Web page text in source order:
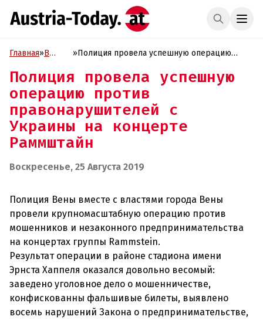
Главная»В
»Полиция провела успешную операцию
концерте Раммштайн
Полиция провела успешную
операцию против
правонарушителей с
Украины на концерте
Раммштайн
Воскресенье, 25 Августа 2019
Полиция Вены вместе с властями города Вены
провели крупномасштабную операцию против
мошенников и незаконного предпринимательства
на концертах группы Rammstein.
Результат операции в районе стадиона имени
Эрнста Хаппеля оказался довольно весомый:
заведено уголовное дело о мошенничестве,
конфискованны фальшивые билеты, выявлено
восемь нарушений Закона о предпринимательстве,